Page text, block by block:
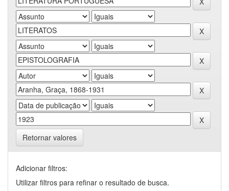
Retornar valores
Adicionar filtros:
Utilizar filtros para refinar o resultado de busca.